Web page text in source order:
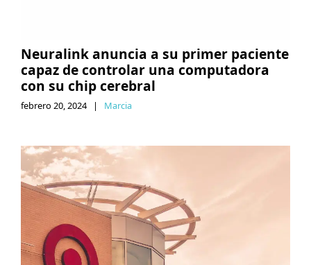
Neuralink anuncia a su primer paciente
capaz de controlar una computadora
con su chip cerebral
febrero 20, 2024 | Marcia